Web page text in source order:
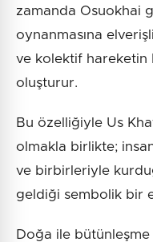
zamanda Osuokhai
oynanmasına
ve kolektif hareketin
oluşturur.
Bu özelliğiyle Us
olmakla birlikte;
ve birbirleriyle
geldiği sembolik bir
Doğa ile